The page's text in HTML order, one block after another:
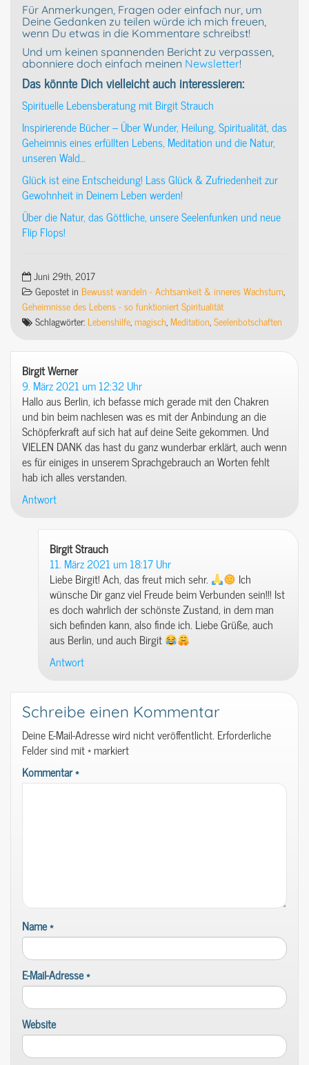
Für Anmerkungen, Fragen oder einfach nur, um
Deine Gedanken zu teilen würde ich mich freuen,
wenn Du etwas in die Kommentare schreibst!
Und um keinen spannenden Bericht zu verpassen,
abonniere doch einfach meinen Newsletter!
Das könnte Dich vielleicht auch interessieren:
Spirituelle Lebensberatung mit Birgit Strauch
Inspirierende Bücher – Über Wunder, Heilung, Spiritualität, das
Geheimnis eines erfüllten Lebens, Meditation und die Natur,
unseren Wald…
Glück ist eine Entscheidung! Lass Glück & Zufriedenheit zur
Gewohnheit in Deinem Leben werden!
Über die Natur, das Göttliche, unsere Seelenfunken und neue
Flip Flops!
Juni 29th, 2017
Gepostet in Bewusst wandeln - Achtsamkeit & inneres Wachstum,
Geheimnisse des Lebens - so funktioniert Spiritualität
Schlagwörter: Lebenshilfe,magisch,Meditation,Seelenbotschaften
Birgit Wernersagt:
9. März 2021 um 12:32 Uhr
Hallo aus Berlin, ich befasse mich gerade mit den Chakren
und bin beim nachlesen was es mit der Anbindung an die
Schöpferkraft auf sich hat auf deine Seite gekommen. Und
VIELEN DANK das hast du ganz wunderbar erklärt, auch wenn
es für einiges in unserem Sprachgebrauch an Worten fehlt
hab ich alles verstanden.
Antwort
Birgit Strauch
11. März 2021 um 18:17 Uhr
Liebe Birgit! Ach, das freut mich sehr.
Ich
wünsche Dir ganz viel Freude beim Verbunden sein!!! Ist
es doch wahrlich der schönste Zustand, in dem man
sich befinden kann, also finde ich. Liebe Grüße, auch
aus Berlin, und auch Birgit
Antwort
Schreibe einen Kommentar
Deine E-Mail-Adresse wird nicht veröffentlicht. Erforderliche
Felder sind mit*markiert
Kommentar*
Name*
E-Mail-Adresse*
Website